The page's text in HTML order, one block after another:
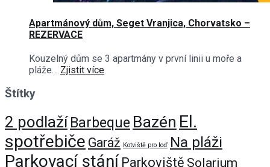
Apartmánový dům, Seget Vranjica, Chorvatsko –
REZERVACE
Kouzelný dům se 3 apartmány v první linii u moře a
pláže… Zjistit více
Štítky
2 podlaží Barbeque Bazén El.
spotřebiče Garáž Kotviště pro loď Na pláži
Parkovací stání Parkoviště Solarium